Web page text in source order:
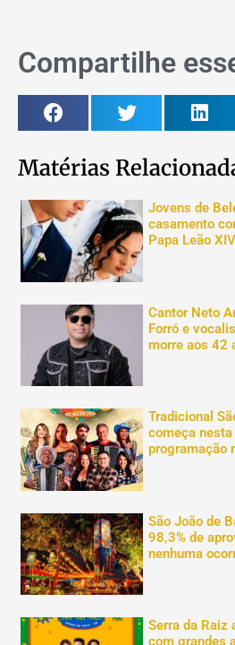
Compartilhe
Matérias
Jovens de
casamento
Papa Leão XIV
Cantor Neto
Forró e
morre aos 42
Tradicional
começa
programação
São João de
98,3% de
nenhuma
Serra da Raiz
com grandes